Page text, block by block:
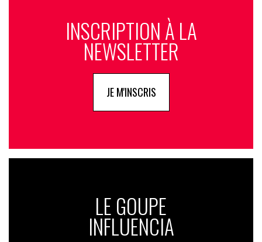
INSCRIPTION À LA
NEWSLETTER
JE M'INSCRIS
LE GOUPE
INFLUENCIA